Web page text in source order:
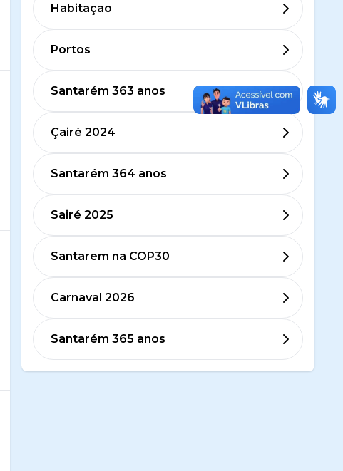
Habitação
Portos
Santarém 363 anos
Çairé 2024
Santarém 364 anos
Sairé 2025
Santarem na COP30
Carnaval 2026
Santarém 365 anos